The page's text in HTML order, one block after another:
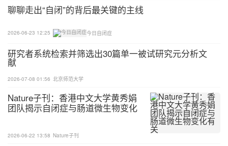
两个患者携带两个基因的LGD新生突变，而且每个新
生突变都显著过量。研究者利用外显子数据集验证了
疾病状态与基因新生突变数量间的关系，发现男性患
者和女性患者患孤独症均与新生突变基因数量存在显
著相关，且女性基因新生突变的数量高于男性，与
“女性保护模型“一致，即女性患者需要增加更多的突
变才能达到孤独症的诊断标准。最后，研究者测试基
因新生突变数量与孤独症表型严重程度以及癫痫发作
聊聊走出“自闭”的背后最关键的主线
2026-06-23 12:25 今日自闭症
研究者系统检索并筛选出30篇单一被试研究元分析文
献
2026-07-08 01:56 北京师范大学
Nature子刊：香港中文大学黄秀娟
团队揭示自闭症与肠道微生物变化
2026-06-22 13:58 Nature子刊